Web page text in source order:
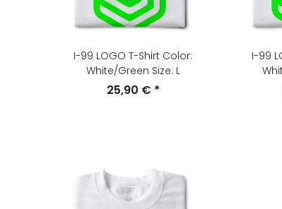
I-99 LOGO T-Shirt Color:
White/Green Size: L
25,90 € *
I-99